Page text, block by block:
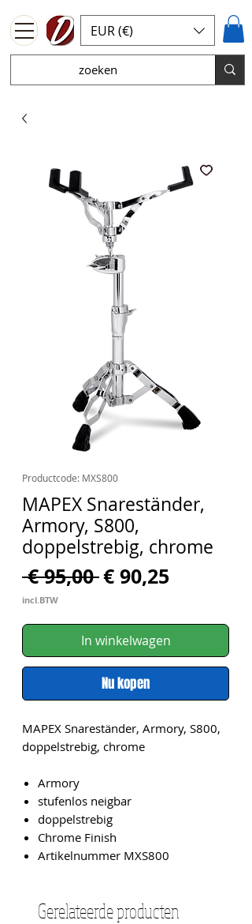
EUR (€)
Productcode: MXS800
MAPEX Snareständer,
Armory, S800,
doppelstrebig, chrome
€ 95,00 Normale
€ 90,25
incl.BTW
In winkelwagen
Nu kopen
MAPEX Snareständer, Armory, S800,
doppelstrebig, chrome
Armory
stufenlos neigbar
doppelstrebig
Chrome Finish
Artikelnummer MXS800
Gerelateerde producten